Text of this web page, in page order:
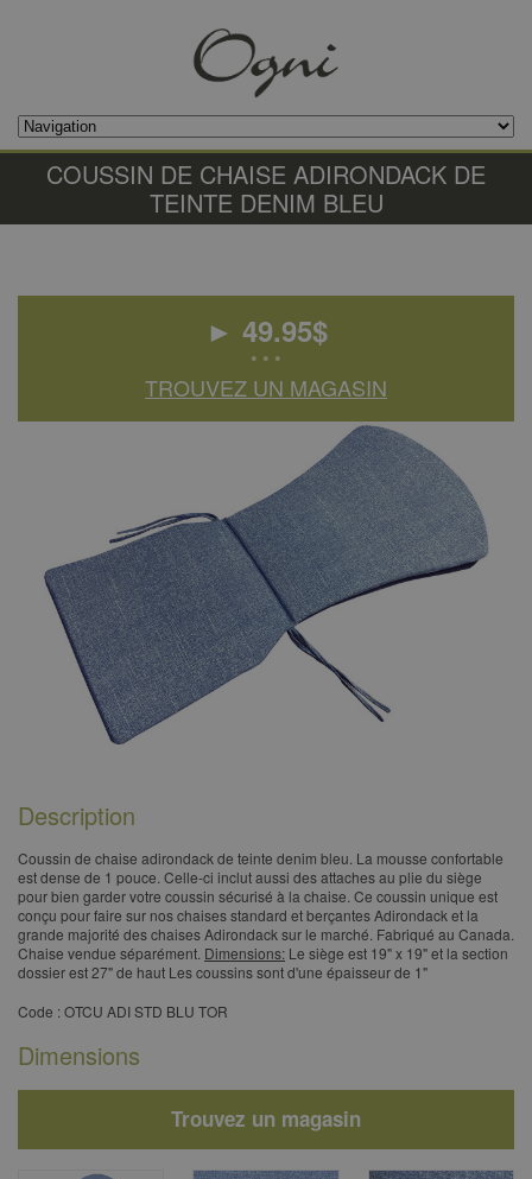
COUSSIN DE CHAISE ADIRONDACK DE
TEINTE DENIM BLEU
► 49.95$
• • •
TROUVEZ UN MAGASIN
Description
​Coussin de chaise adirondack de teinte denim bleu. La mousse confortable
est dense de 1 pouce. Celle-ci inclut aussi des attaches au plie du siège
pour bien garder votre coussin sécurisé à la chaise. Ce coussin unique est
conçu pour faire sur nos chaises standard et berçantes Adirondack et la
grande majorité des chaises Adirondack sur le marché. Fabriqué au Canada.
Chaise vendue séparément. Dimensions: Le siège est 19" x 19" et la section
dossier est 27" de haut Les coussins sont d'une épaisseur de 1"
​Code : OTCU ADI STD BLU TOR
Dimensions
Trouvez un magasin